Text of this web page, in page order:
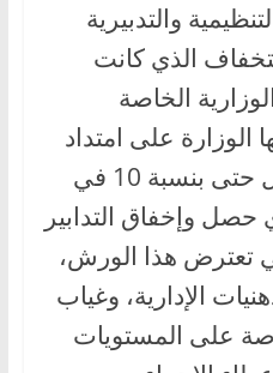
والتدبيرية
الذي كانت
الخاصة
الوزارة على امتداد
20 سنة، والتي لم تفعل حتى بنسبة 10 في
حصل وإخفاق التدابير
تعترض هذا الورش،
الإدارية، وغياب
على المستويات